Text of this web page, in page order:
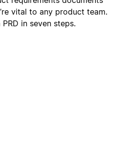
vital to any product team.
in seven steps.